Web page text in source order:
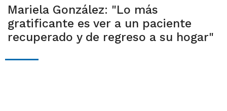
Mariela González: "Lo más
gratificante es ver a un paciente
recuperado y de regreso a su hogar"